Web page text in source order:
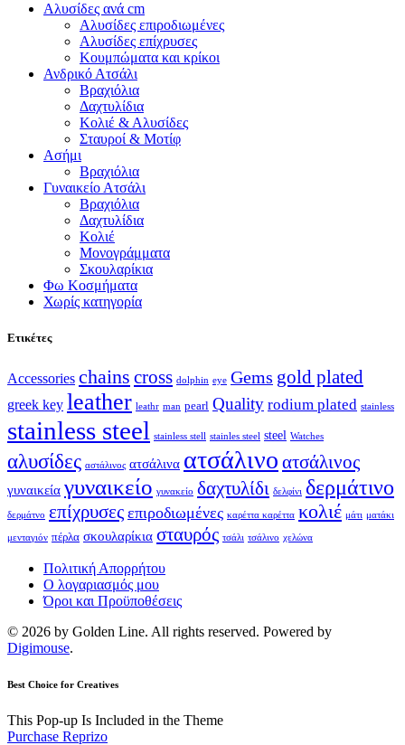
Αλυσίδες ανά cm
Αλυσίδες επιροδιωμένες
Αλυσίδες επίχρυσες
Κουμπώματα και κρίκοι
Ανδρικό Ατσάλι
Βραχιόλια
Δαχτυλίδια
Κολιέ & Αλυσίδες
Σταυροί & Μοτίφ
Ασήμι
Βραχιόλια
Γυναικείο Ατσάλι
Βραχιόλια
Δαχτυλίδια
Κολιέ
Μονογράμματα
Σκουλαρίκια
Φω Κοσμήματα
Χωρίς κατηγορία
Ετικέτες
Accessories chains cross dolphin eye Gems gold plated
greek key leather leathr man pearl Quality rodium plated stainless
stainless steel stainless stell stainles steel steel Watches
αλυσίδες αστάλινος ατσάλινα ατσάλινο ατσάλινος
γυναικεία γυναικείο γυνακείο δαχτυλίδι δελφίνι δερμάτινο
δερμάτνο επίχρυσες επιροδιωμένες καρέττα καρέττα κολιέ μάτι ματάκι
μενταγιόν πέρλα σκουλαρίκια σταυρός τσάλι τσάλινο χελώνα
Πολιτική Απορρήτου
Ο λογαριασμός μου
Όροι και Προϋποθέσεις
© 2026 by Golden Line. All rights reserved. Powered by
Digimouse.
Best Choice for Creatives
This Pop-up Is Included in the Theme
Purchase Reprizo